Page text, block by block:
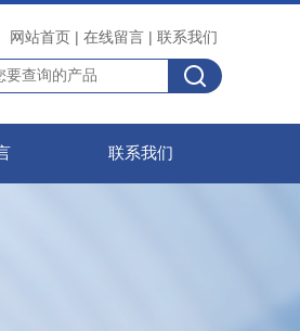
网站首页 | 在线留言 | 联系我们
联系我们